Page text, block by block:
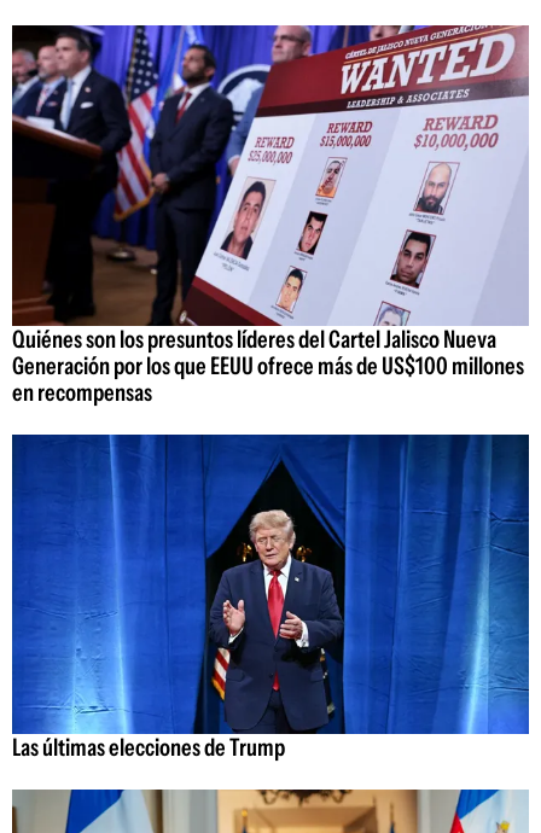
Quiénes son los presuntos líderes del Cartel Jalisco Nueva
Generación por los que EEUU ofrece más de US$100 millones
en recompensas
Las últimas elecciones de Trump